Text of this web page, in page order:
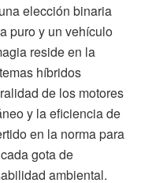
elección binaria
puro y un vehículo
reside en la
híbridos
de los motores
y la eficiencia de
en la norma para
gota de
ambiental.